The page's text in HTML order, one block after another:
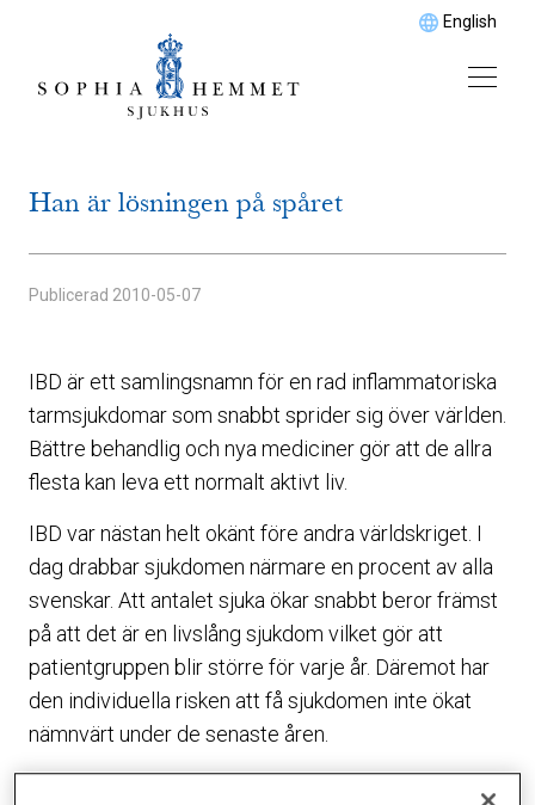
English
Han är lösningen på spåret
Publicerad 2010-05-07
IBD är ett samlingsnamn för en rad inflammatoriska
tarmsjukdomar som snabbt sprider sig över världen.
Bättre behandlig och nya mediciner gör att de allra
flesta kan leva ett normalt aktivt liv.
IBD var nästan helt okänt före andra världskriget. I
dag drabbar sjukdomen närmare en procent av alla
svenskar. Att antalet sjuka ökar snabbt beror främst
på att det är en livslång sjukdom vilket gör att
patientgruppen blir större för varje år. Däremot har
den individuella risken att få sjukdomen inte ökat
nämnvärt under de senaste åren.